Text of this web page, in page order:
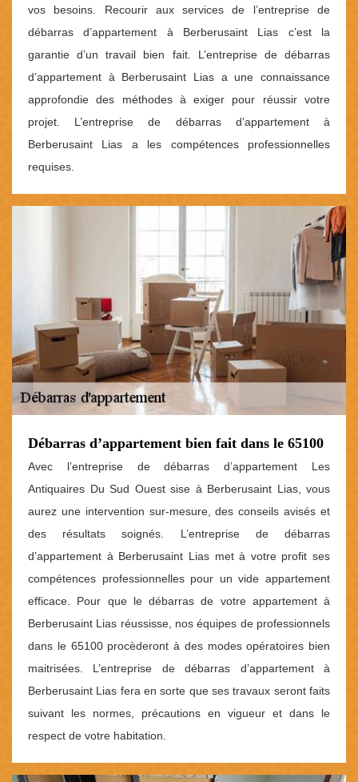
vos besoins. Recourir aux services de l’entreprise de
débarras d’appartement à Berberusaint Lias c’est la
garantie d’un travail bien fait. L’entreprise de débarras
d’appartement à Berberusaint Lias a une connaissance
approfondie des méthodes à exiger pour réussir votre
projet. L’entreprise de débarras d’appartement à
Berberusaint Lias a les compétences professionnelles
requises.
Débarras d’appartement bien fait dans le 65100
Avec l’entreprise de débarras d’appartement Les
Antiquaires Du Sud Ouest sise à Berberusaint Lias, vous
aurez une intervention sur-mesure, des conseils avisés et
des résultats soignés. L’entreprise de débarras
d’appartement à Berberusaint Lias met à votre profit ses
compétences professionnelles pour un vide appartement
efficace. Pour que le débarras de votre appartement à
Berberusaint Lias réussisse, nos équipes de professionnels
dans le 65100 procèderont à des modes opératoires bien
maitrisées. L’entreprise de débarras d’appartement à
Berberusaint Lias fera en sorte que ses travaux seront faits
suivant les normes, précautions en vigueur et dans le
respect de votre habitation.